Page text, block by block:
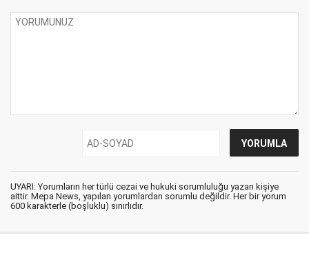
UYARI: Yorumların her türlü cezai ve hukuki sorumluluğu yazan kişiye
aittir. Mepa News, yapılan yorumlardan sorumlu değildir. Her bir yorum
600 karakterle (boşluklu) sınırlıdır.